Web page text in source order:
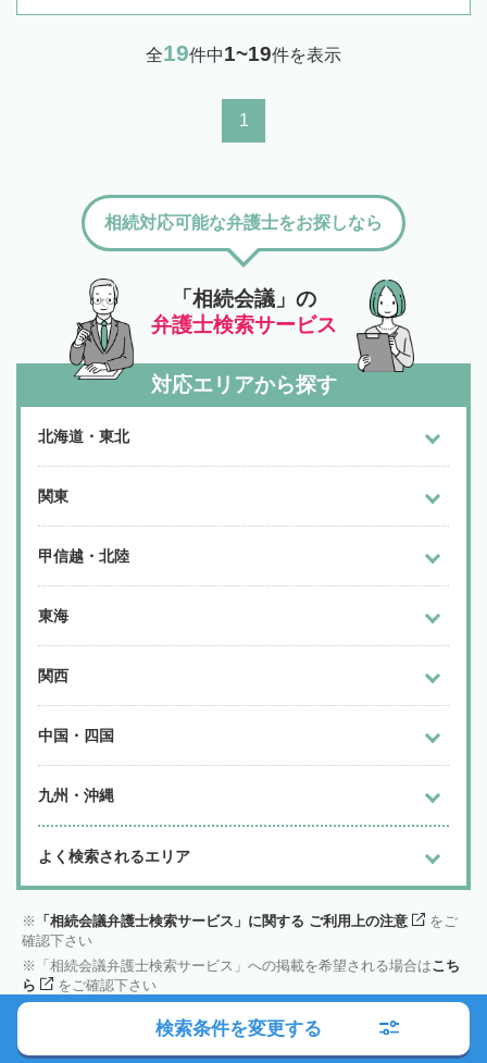
全19件中1~19件を表示
1
「相続会議」の
弁護士検索サービス
相続対応可能な弁護士をお探しなら
対応エリアから探す
北海道・東北
関東
甲信越・北陸
東海
関西
中国・四国
九州・沖縄
よく検索されるエリア
「相続会議弁護士検索サービス」に関する ご利用上の注意
をご
確認下さい
「相続会議弁護士検索サービス」への掲載を希望される場合はこち
ら
をご確認下さい
検索条件を変更する